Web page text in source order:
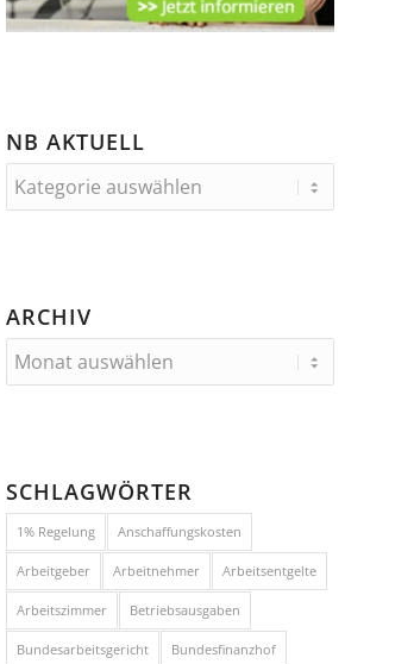
NB AKTUELL
ARCHIV
SCHLAGWÖRTER
1% Regelung Anschaffungskosten
Arbeitgeber Arbeitnehmer Arbeitsentgelte
Arbeitszimmer Betriebsausgaben
Bundesarbeitsgericht Bundesfinanzhof